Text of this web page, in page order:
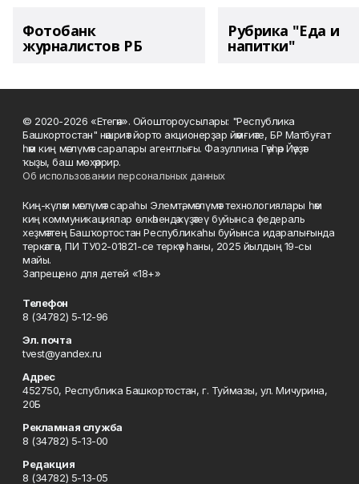
Фотобанк
журналистов РБ
Рубрика "Еда и
напитки"
© 2020-2026 «Етегән». Ойоштороусылары: "Республика
Башкортостан" нәшриәт йорто акционерҙар йәмғиәте, БР Матбуғат
һәм киң мәғлүмәт саралары агентлығы. Фазуллина Гәүһәр Йәүҙәт
ҡыҙы, баш мөхәррир.
Об использовании персональных данных
Киң-күләм мәғлүмәт сараһы Элемтә, мәғлүмәт технологиялары һәм
киң коммуникациялар өлкәһендә күҙәтеү буйынса федераль
хеҙмәттең Башҡортостан Республикаһы буйынса идаралығында
теркәлгән, ПИ ТУ02-01821-се теркәү һаны, 2025 йылдың 19-сы
майы.
Запрещено для детей «18+»
Телефон
8 (34782) 5-12-96
Эл. почта
tvest@yandex.ru
Адрес
452750, Республика Башкортостан, г. Туймазы, ул. Мичурина,
20Б
Рекламная служба
8 (34782) 5-13-00
Редакция
8 (34782) 5-13-05